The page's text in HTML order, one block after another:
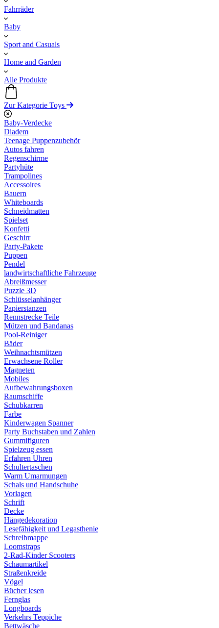
Fahrräder
Baby
Sport and Casuals
Home and Garden
Alle Produkte
Zur Kategorie Toys
Baby-Verdecke
Diadem
Teenage Puppenzubehör
Autos fahren
Regenschirme
Partyhüte
Trampolines
Accessoires
Bauern
Whiteboards
Schneidmatten
Spielset
Konfetti
Geschirr
Party-Pakete
Puppen
Pendel
landwirtschaftliche Fahrzeuge
Abreißmesser
Puzzle 3D
Schlüsselanhänger
Papierstanzen
Rennstrecke Teile
Mützen und Bandanas
Pool-Reiniger
Bäder
Weihnachtsmützen
Erwachsene Roller
Magneten
Mobiles
Aufbewahrungsboxen
Raumschiffe
Schubkarren
Farbe
Kinderwagen Spanner
Party Buchstaben und Zahlen
Gummifiguren
Spielzeug essen
Erfahren Uhren
Schultertaschen
Warm Umarmungen
Schals und Handschuhe
Vorlagen
Schrift
Decke
Hängedekoration
Lesefähigkeit und Legasthenie
Schreibmappe
Loomstraps
2-Rad-Kinder Scooters
Schaumartikel
Straßenkreide
Vögel
Bücher lesen
Fernglas
Longboards
Verkehrs Teppiche
Bettwäsche